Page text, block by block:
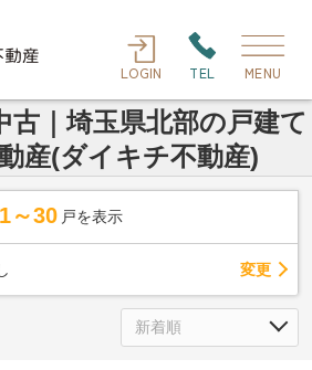
LOGIN TEL MENU
古｜埼玉県北部の戸建て
産(ダイキチ不動産)
1～30 戸を表示
変更